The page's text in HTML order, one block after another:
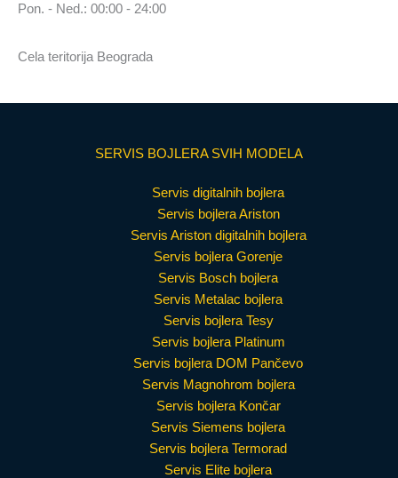
Pon. - Ned.: 00:00 - 24:00
Cela teritorija Beograda
SERVIS BOJLERA SVIH MODELA
Servis digitalnih bojlera
Servis bojlera Ariston
Servis Ariston digitalnih bojlera
Servis bojlera Gorenje
Servis Bosch bojlera
Servis Metalac bojlera
Servis bojlera Tesy
Servis bojlera Platinum
Servis bojlera DOM Pančevo
Servis Magnohrom bojlera
Servis bojlera Končar
Servis Siemens bojlera
Servis bojlera Termorad
Servis Elite bojlera